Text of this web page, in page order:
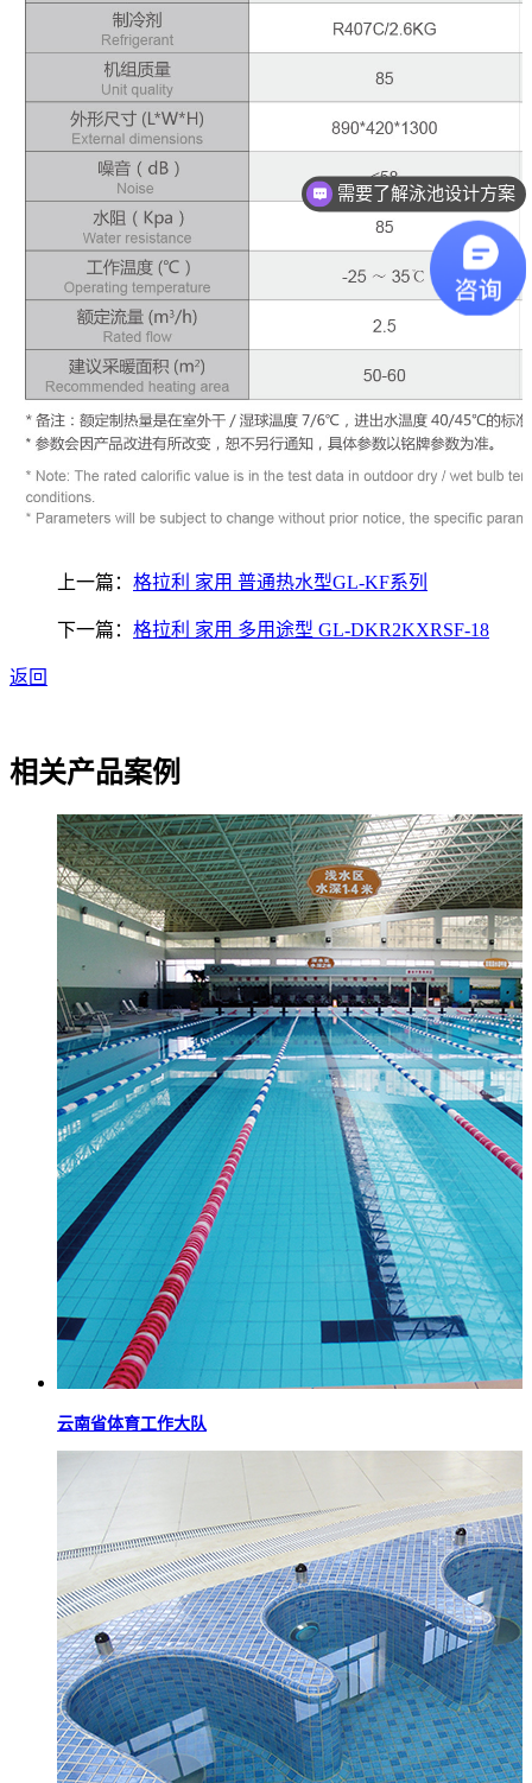
上一篇： 格拉利 家用 普通热水型GL-KF系列
下一篇： 格拉利 家用 多用途型 GL-DKR2KXRSF-18
返回
相关产品案例
云南省体育工作大队
需要了解泳池设计方案
想了解游泳池设备？